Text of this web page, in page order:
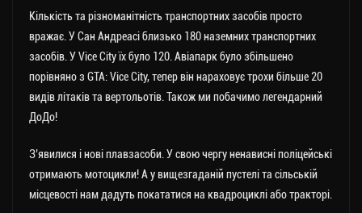
Кількість та різноманітність транспортних засобів просто
вражає. У Сан Андреасі близько 180 наземних транспортних
засобів. У Vice City їх було 120. Авіапарк було збільшено
порівняно з GTA: Vice City, тепер він нараховує трохи більше 20
видів літаків та вертольотів. Також ми побачимо легендарний
ДоДо!
З’явилися і нові плавзасоби. У свою чергу ненависні поліцейські
отримають мотоцикли! А у вищезгаданій пустелі та сільській
місцевості нам дадуть покататися на квадроциклі або тракторі.